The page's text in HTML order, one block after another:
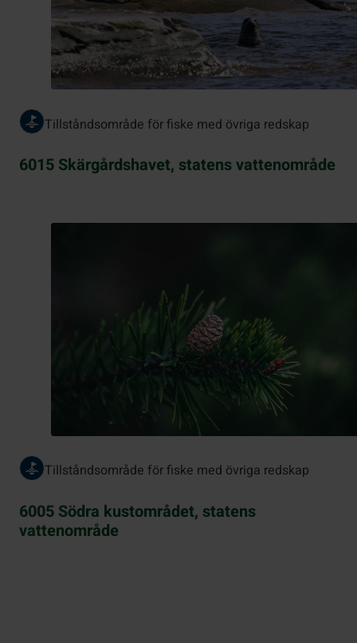
Tillståndsområde för fiske med övriga redskap
6015 Skärgårdshavet, statens vattenområde
Tillståndsområde för fiske med övriga redskap
6005 Södra kustområdet, statens
vattenområde